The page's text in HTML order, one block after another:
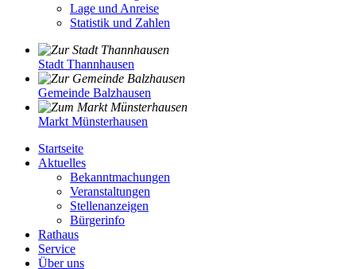
Lage und Anreise
Statistik und Zahlen
Stadt Thannhausen
Gemeinde Balzhausen
Markt Münsterhausen
Startseite
Aktuelles
Bekanntmachungen
Veranstaltungen
Stellenanzeigen
Bürgerinfo
Rathaus
Service
Über uns